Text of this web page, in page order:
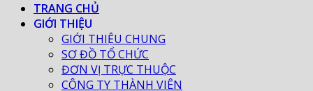
TRANG CHỦ
GIỚI THIỆU
GIỚI THIỆU CHUNG
SƠ ĐỒ TỔ CHỨC
ĐƠN VỊ TRỰC THUỘC
CÔNG TY THÀNH VIÊN